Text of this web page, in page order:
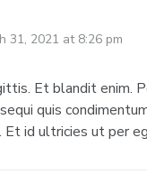
31, 2021 at 8:26 pm
Et blandit enim.
quis
Et id ultricies ut per